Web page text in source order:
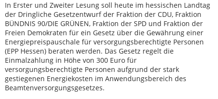
In Erster und Zweiter Lesung soll heute im hessischen Landtag
der Dringliche Gesetzentwurf der Fraktion der CDU, Fraktion
BÜNDNIS 90/DIE GRÜNEN, Fraktion der SPD und Fraktion der
Freien Demokraten für ein Gesetz über die Gewährung einer
Energiepreispauschale für versorgungsberechtigte Personen
(EPP Hessen) beraten werden. Das Gesetz regelt die
Einmalzahlung in Höhe von 300 Euro für
versorgungsberechtigte Personen aufgrund der stark
gestiegenen Energiekosten im Anwendungsbereich des
Beamtenversorgungsgesetzes.